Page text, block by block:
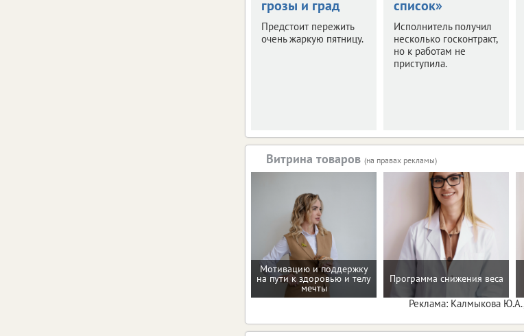
грозы и град
Предстоит пережить
очень жаркую пятницу.
список»
Исполнитель получил
несколько госконтракт,
но к работам не
приступила.
Витрина товаров (на правах рекламы)
Мотивацию и поддержку
на пути к здоровью и телу
мечты
Программа снижения веса
Реклама: Калмыкова